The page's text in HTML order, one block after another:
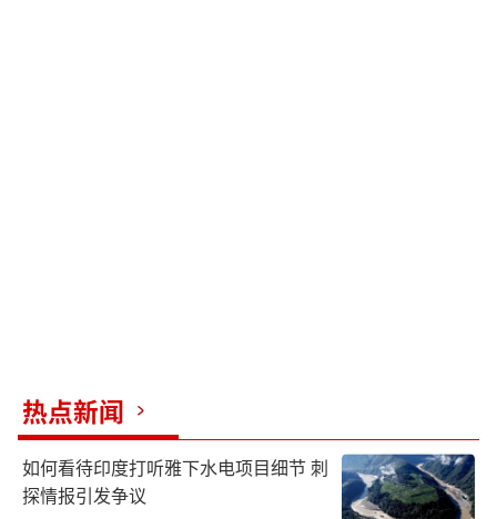
热点新闻
如何看待印度打听雅下水电项目细节 刺
探情报引发争议